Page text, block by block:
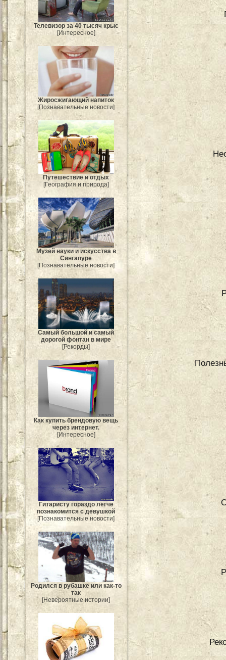
Телевизор за 40 тысяч крыс
[Интересное]
Жиросжигающий напиток
[Познавательные новости]
Путешествие и отдых
[География и природа]
Музей науки и искусства в
Сингапуре
[Познавательные новости]
Самый большой и самый
дорогой фонтан в мире
[Рекорды]
Как купить брендовую вещь
через интернет.
[Интересное]
Гитаристу гораздо легче
познакомится с девушкой
[Познавательные новости]
Родился в рубашке или как-то
так
[Невероятные истории]